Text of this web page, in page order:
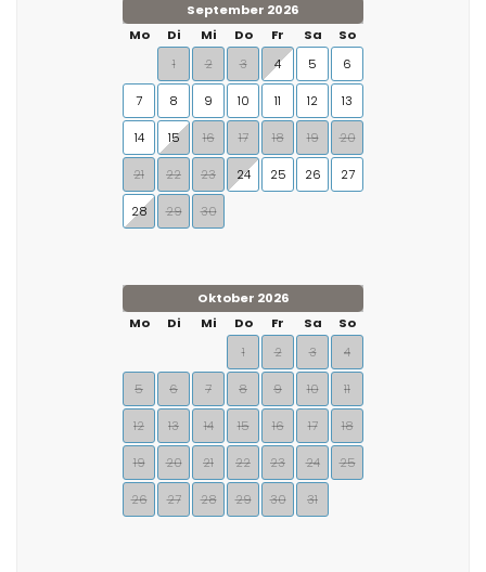
September 2026
Mo
Di Mi Do Fr Sa
So
1
2 3 4 5 6
7 8 9 10 11 12 13
14 15 16 17 18 19 20
21 22 23 24 25 26 27
28 29 30
Oktober 2026
Mo
Di Mi Do Fr Sa
So
1
2 3 4
5 6 7 8 9 10 11
12 13 14 15 16 17 18
19 20 21 22 23 24 25
26 27 28 29 30 31